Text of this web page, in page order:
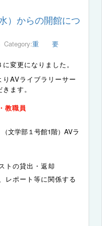
）からの開館につ
Category:重 要
変更になりました。
AVライブラリーサー
ます。
教職員
文学部１号館1階）AVラ
トの貸出・返却
等に関係する